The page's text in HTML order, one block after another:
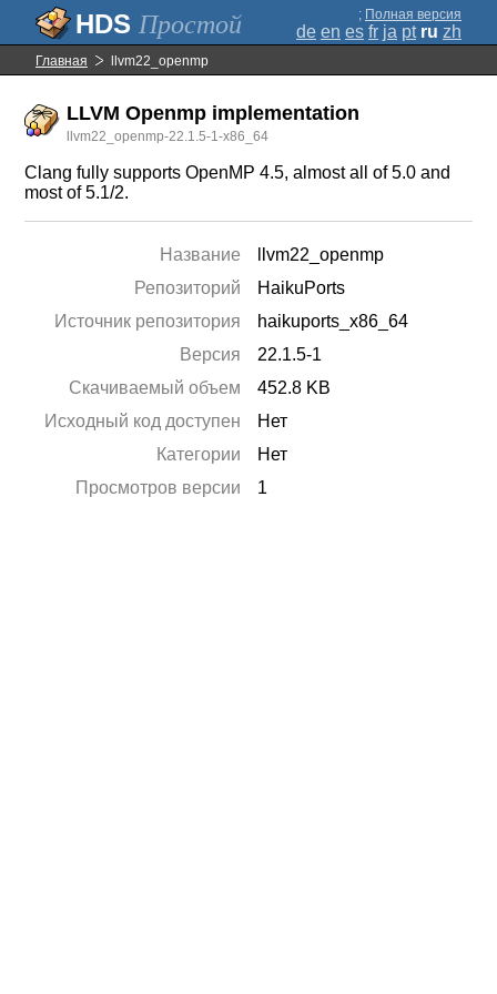
Простой ; Полная версия
de en es fr ja pt ru zh
Главная llvm22_openmp
LLVM Openmp implementation
llvm22_openmp-22.1.5-1-x86_64
Clang fully supports OpenMP 4.5, almost all of 5.0 and
most of 5.1/2.
Название
llvm22_openmp
Репозиторий
HaikuPorts
Источник репозитория
haikuports_x86_64
Версия
22.1.5-1
Скачиваемый объем
452.8 KB
Исходный код доступен
Нет
Категории
Нет
Просмотров версии
1